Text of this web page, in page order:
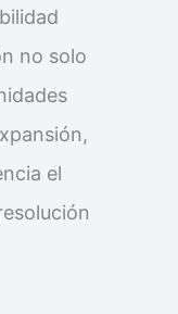
no solo
el